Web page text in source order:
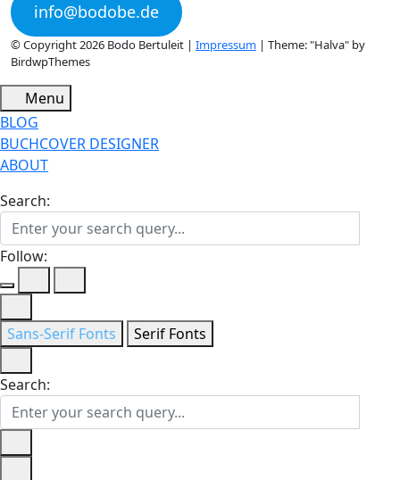
info@bodobe.de
© Copyright 2026 Bodo Bertuleit | Impressum | Theme: "Halva" by
BirdwpThemes
Menu
BLOG
BUCHCOVER DESIGNER
ABOUT
Search:
Follow:
Sans-Serif Fonts Serif Fonts
Search: